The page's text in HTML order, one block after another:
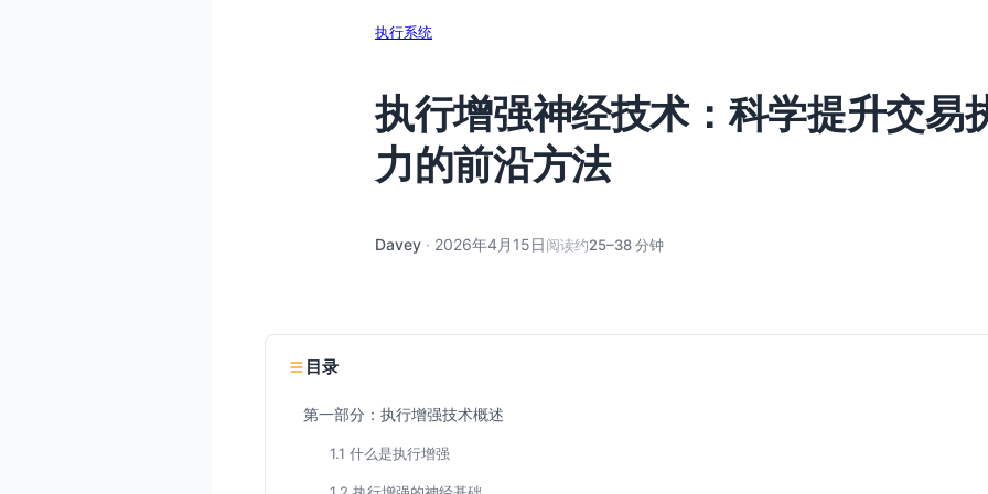
执行系统
执行增强神经技术：科学提升交易
力的前沿方法
Davey · 2026年4月15日阅读约25–38 分钟
目录
第一部分：执行增强技术概述
1.1 什么是执行增强